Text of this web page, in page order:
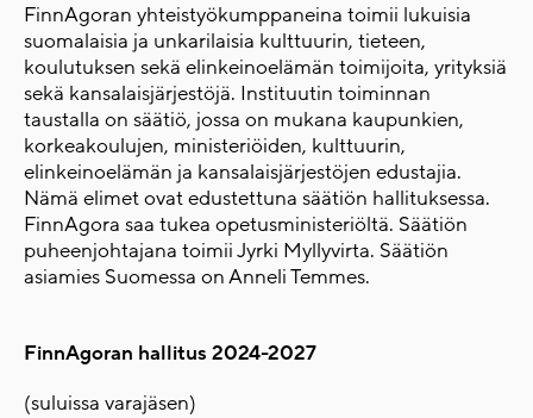
FinnAgoran yhteistyökumppaneina toimii lukuisia
suomalaisia ja unkarilaisia kulttuurin, tieteen,
koulutuksen sekä elinkeinoelämän toimijoita, yrityksiä
sekä kansalaisjärjestöjä. Instituutin toiminnan
taustalla on säätiö, jossa on mukana kaupunkien,
korkeakoulujen, ministeriöiden, kulttuurin,
elinkeinoelämän ja kansalaisjärjestöjen edustajia.
Nämä elimet ovat edustettuna säätiön hallituksessa.
FinnAgora saa tukea opetusministeriöltä. Säätiön
puheenjohtajana toimii Jyrki Myllyvirta. Säätiön
asiamies Suomessa on Anneli Temmes.
FinnAgoran hallitus 2024-2027
(suluissa varajäsen)